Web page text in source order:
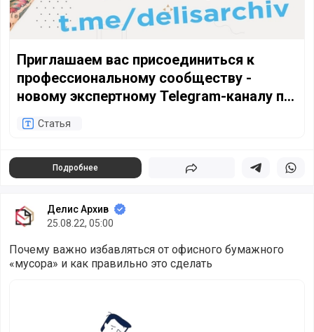
Приглашаем вас присоединиться к
профессиональному сообществу -
новому экспертному Telegram-каналу по
работе с документами и архивной
отрасли "Бумажный мир Делис Архив".
Статья
Подробнее Поделиться Поделиться в
Делис Архив
25.08.22, 05:00
Почему важно избавляться от офисного бумажного
«мусора» и как правильно это сделать